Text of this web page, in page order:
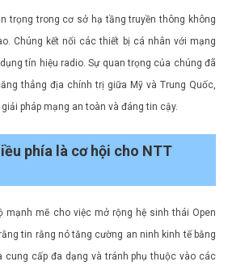
trọng trong cơ sở hạ tầng truyền thông không
Chúng kết nối các thiết bị cá nhân với mạng
tín hiệu radio. Sự quan trọng của chúng đã
thẳng địa chính trị giữa Mỹ và Trung Quốc,
pháp mạng an toàn và đáng tin cậy.
phía là cơ hội cho NTT
mạnh mẽ cho việc mở rộng hệ sinh thái Open
tin rằng nó tăng cường an ninh kinh tế bằng
cung cấp đa dạng và tránh phụ thuộc vào các